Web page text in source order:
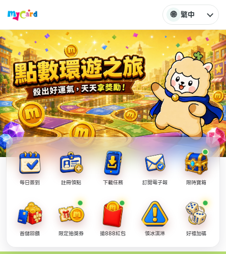
🌐 繁中
每日簽到 註冊領點 下載任務 訂閱電子報 限時寶箱
首儲回饋 限定抽獎券 搶888紅包 領冰淇淋 好禮加碼